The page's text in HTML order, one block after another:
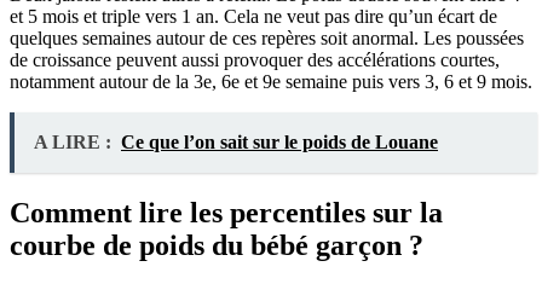
et 5 mois et triple vers 1 an. Cela ne veut pas dire qu’un écart de
quelques semaines autour de ces repères soit anormal. Les poussées
de croissance peuvent aussi provoquer des accélérations courtes,
notamment autour de la 3e, 6e et 9e semaine puis vers 3, 6 et 9 mois.
A LIRE : Ce que l’on sait sur le poids de Louane
Comment lire les percentiles sur la
courbe de poids du bébé garçon ?